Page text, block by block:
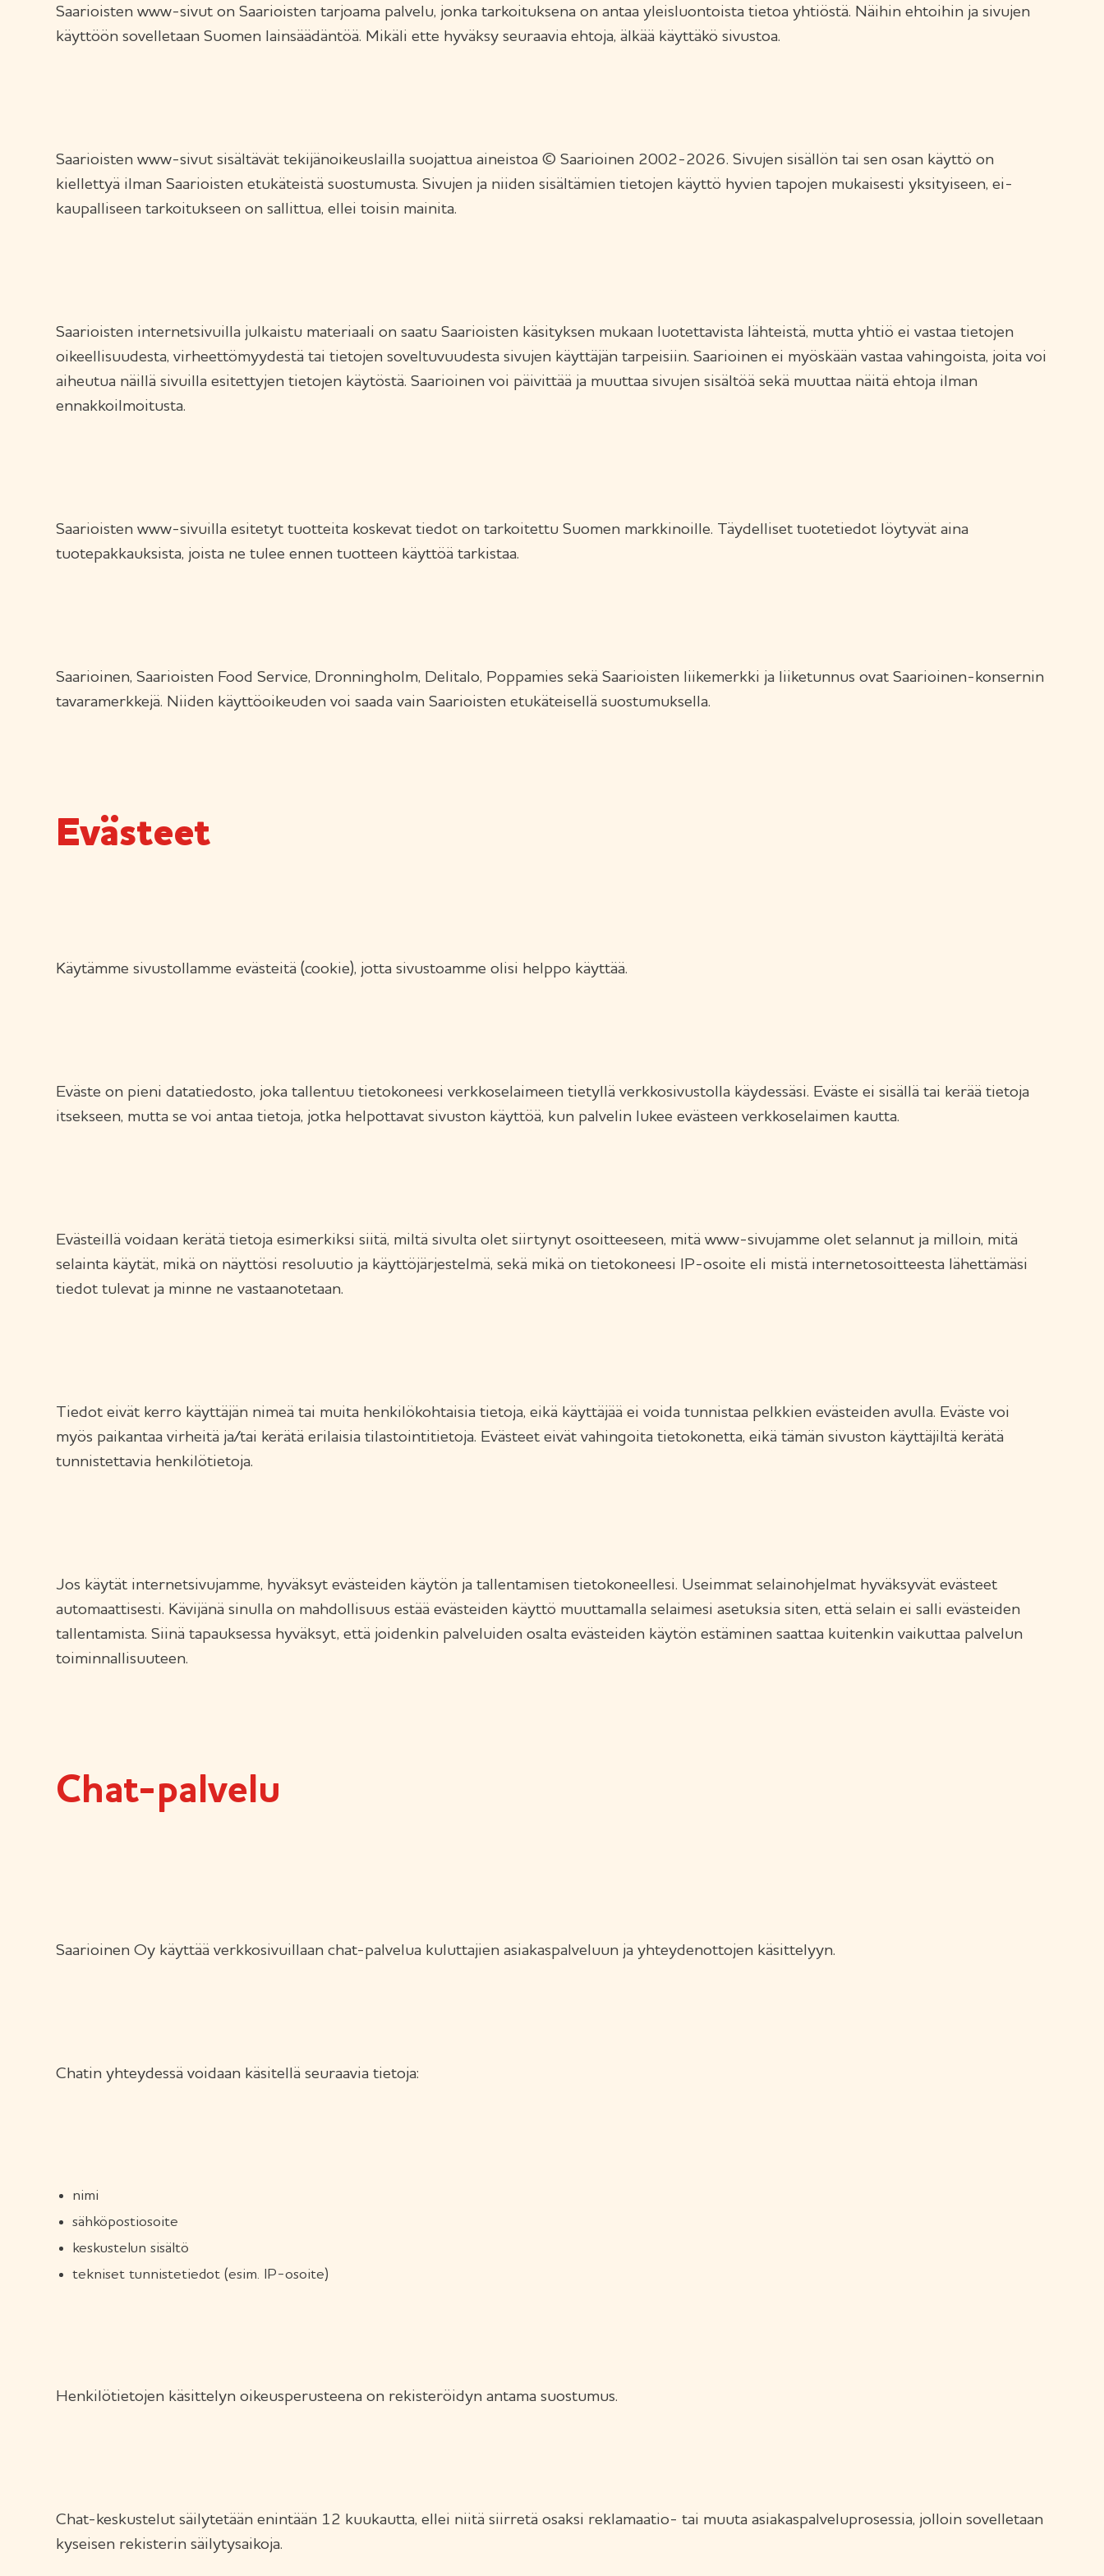
Saarioisten www-sivut on Saarioisten tarjoama palvelu, jonka tarkoituksena on antaa yleisluontoista tietoa yhtiöstä. Näihin ehtoihin ja sivujen
käyttöön sovelletaan Suomen lainsäädäntöä. Mikäli ette hyväksy seuraavia ehtoja, älkää käyttäkö sivustoa.
Saarioisten www-sivut sisältävät tekijänoikeuslailla suojattua aineistoa © Saarioinen 2002-2026. Sivujen sisällön tai sen osan käyttö on
kiellettyä ilman Saarioisten etukäteistä suostumusta. Sivujen ja niiden sisältämien tietojen käyttö hyvien tapojen mukaisesti yksityiseen, ei-
kaupalliseen tarkoitukseen on sallittua, ellei toisin mainita.
Saarioisten internetsivuilla julkaistu materiaali on saatu Saarioisten käsityksen mukaan luotettavista lähteistä, mutta yhtiö ei vastaa tietojen
oikeellisuudesta, virheettömyydestä tai tietojen soveltuvuudesta sivujen käyttäjän tarpeisiin. Saarioinen ei myöskään vastaa vahingoista, joita voi
aiheutua näillä sivuilla esitettyjen tietojen käytöstä. Saarioinen voi päivittää ja muuttaa sivujen sisältöä sekä muuttaa näitä ehtoja ilman
ennakkoilmoitusta.
Saarioisten www-sivuilla esitetyt tuotteita koskevat tiedot on tarkoitettu Suomen markkinoille. Täydelliset tuotetiedot löytyvät aina
tuotepakkauksista, joista ne tulee ennen tuotteen käyttöä tarkistaa.
Saarioinen, Saarioisten Food Service, Dronningholm, Delitalo, Poppamies sekä Saarioisten liikemerkki ja liiketunnus ovat Saarioinen-konsernin
tavaramerkkejä. Niiden käyttöoikeuden voi saada vain Saarioisten etukäteisellä suostumuksella.
Evästeet
Käytämme sivustollamme evästeitä (cookie), jotta sivustoamme olisi helppo käyttää.
Eväste on pieni datatiedosto, joka tallentuu tietokoneesi verkkoselaimeen tietyllä verkkosivustolla käydessäsi. Eväste ei sisällä tai kerää tietoja
itsekseen, mutta se voi antaa tietoja, jotka helpottavat sivuston käyttöä, kun palvelin lukee evästeen verkkoselaimen kautta.
Evästeillä voidaan kerätä tietoja esimerkiksi siitä, miltä sivulta olet siirtynyt osoitteeseen, mitä www-sivujamme olet selannut ja milloin, mitä
selainta käytät, mikä on näyttösi resoluutio ja käyttöjärjestelmä, sekä mikä on tietokoneesi IP-osoite eli mistä internetosoitteesta lähettämäsi
tiedot tulevat ja minne ne vastaanotetaan.
Tiedot eivät kerro käyttäjän nimeä tai muita henkilökohtaisia tietoja, eikä käyttäjää ei voida tunnistaa pelkkien evästeiden avulla. Eväste voi
myös paikantaa virheitä ja/tai kerätä erilaisia tilastointitietoja. Evästeet eivät vahingoita tietokonetta, eikä tämän sivuston käyttäjiltä kerätä
tunnistettavia henkilötietoja.
Jos käytät internetsivujamme, hyväksyt evästeiden käytön ja tallentamisen tietokoneellesi. Useimmat selainohjelmat hyväksyvät evästeet
automaattisesti. Kävijänä sinulla on mahdollisuus estää evästeiden käyttö muuttamalla selaimesi asetuksia siten, että selain ei salli evästeiden
tallentamista. Siinä tapauksessa hyväksyt, että joidenkin palveluiden osalta evästeiden käytön estäminen saattaa kuitenkin vaikuttaa palvelun
toiminnallisuuteen.
Chat-palvelu
Saarioinen Oy käyttää verkkosivuillaan chat-palvelua kuluttajien asiakaspalveluun ja yhteydenottojen käsittelyyn.
Chatin yhteydessä voidaan käsitellä seuraavia tietoja:
nimi
sähköpostiosoite
keskustelun sisältö
tekniset tunnistetiedot (esim. IP-osoite)
Henkilötietojen käsittelyn oikeusperusteena on rekisteröidyn antama suostumus.
Chat-keskustelut säilytetään enintään 12 kuukautta, ellei niitä siirretä osaksi reklamaatio- tai muuta asiakaspalveluprosessia, jolloin sovelletaan
kyseisen rekisterin säilytysaikoja.